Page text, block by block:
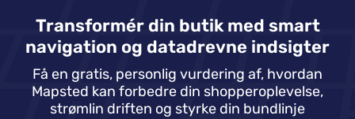
Transformér din butik med smart
navigation og datadrevne indsigter
Få en gratis, personlig vurdering af, hvordan
Mapsted kan forbedre din shopperoplevelse,
strømlin driften og styrke din bundlinje